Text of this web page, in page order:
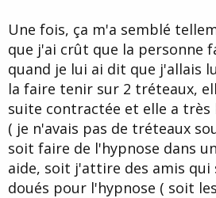
Une fois, ça m'a semblé
que j'ai crût que la personne
quand je lui ai dit que j'allais
la faire tenir sur 2 tréteaux,
suite contractée et elle a très
( je n'avais pas de tréteaux
soit faire de l'hypnose dans
aide, soit j'attire des amis
doués pour l'hypnose ( soit